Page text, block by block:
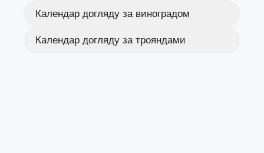
Календар догляду за виноградом
Календар догляду за трояндами